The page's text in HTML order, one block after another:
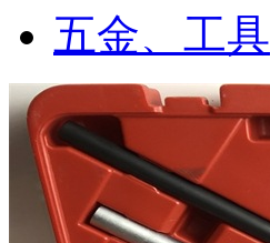
五金、工具